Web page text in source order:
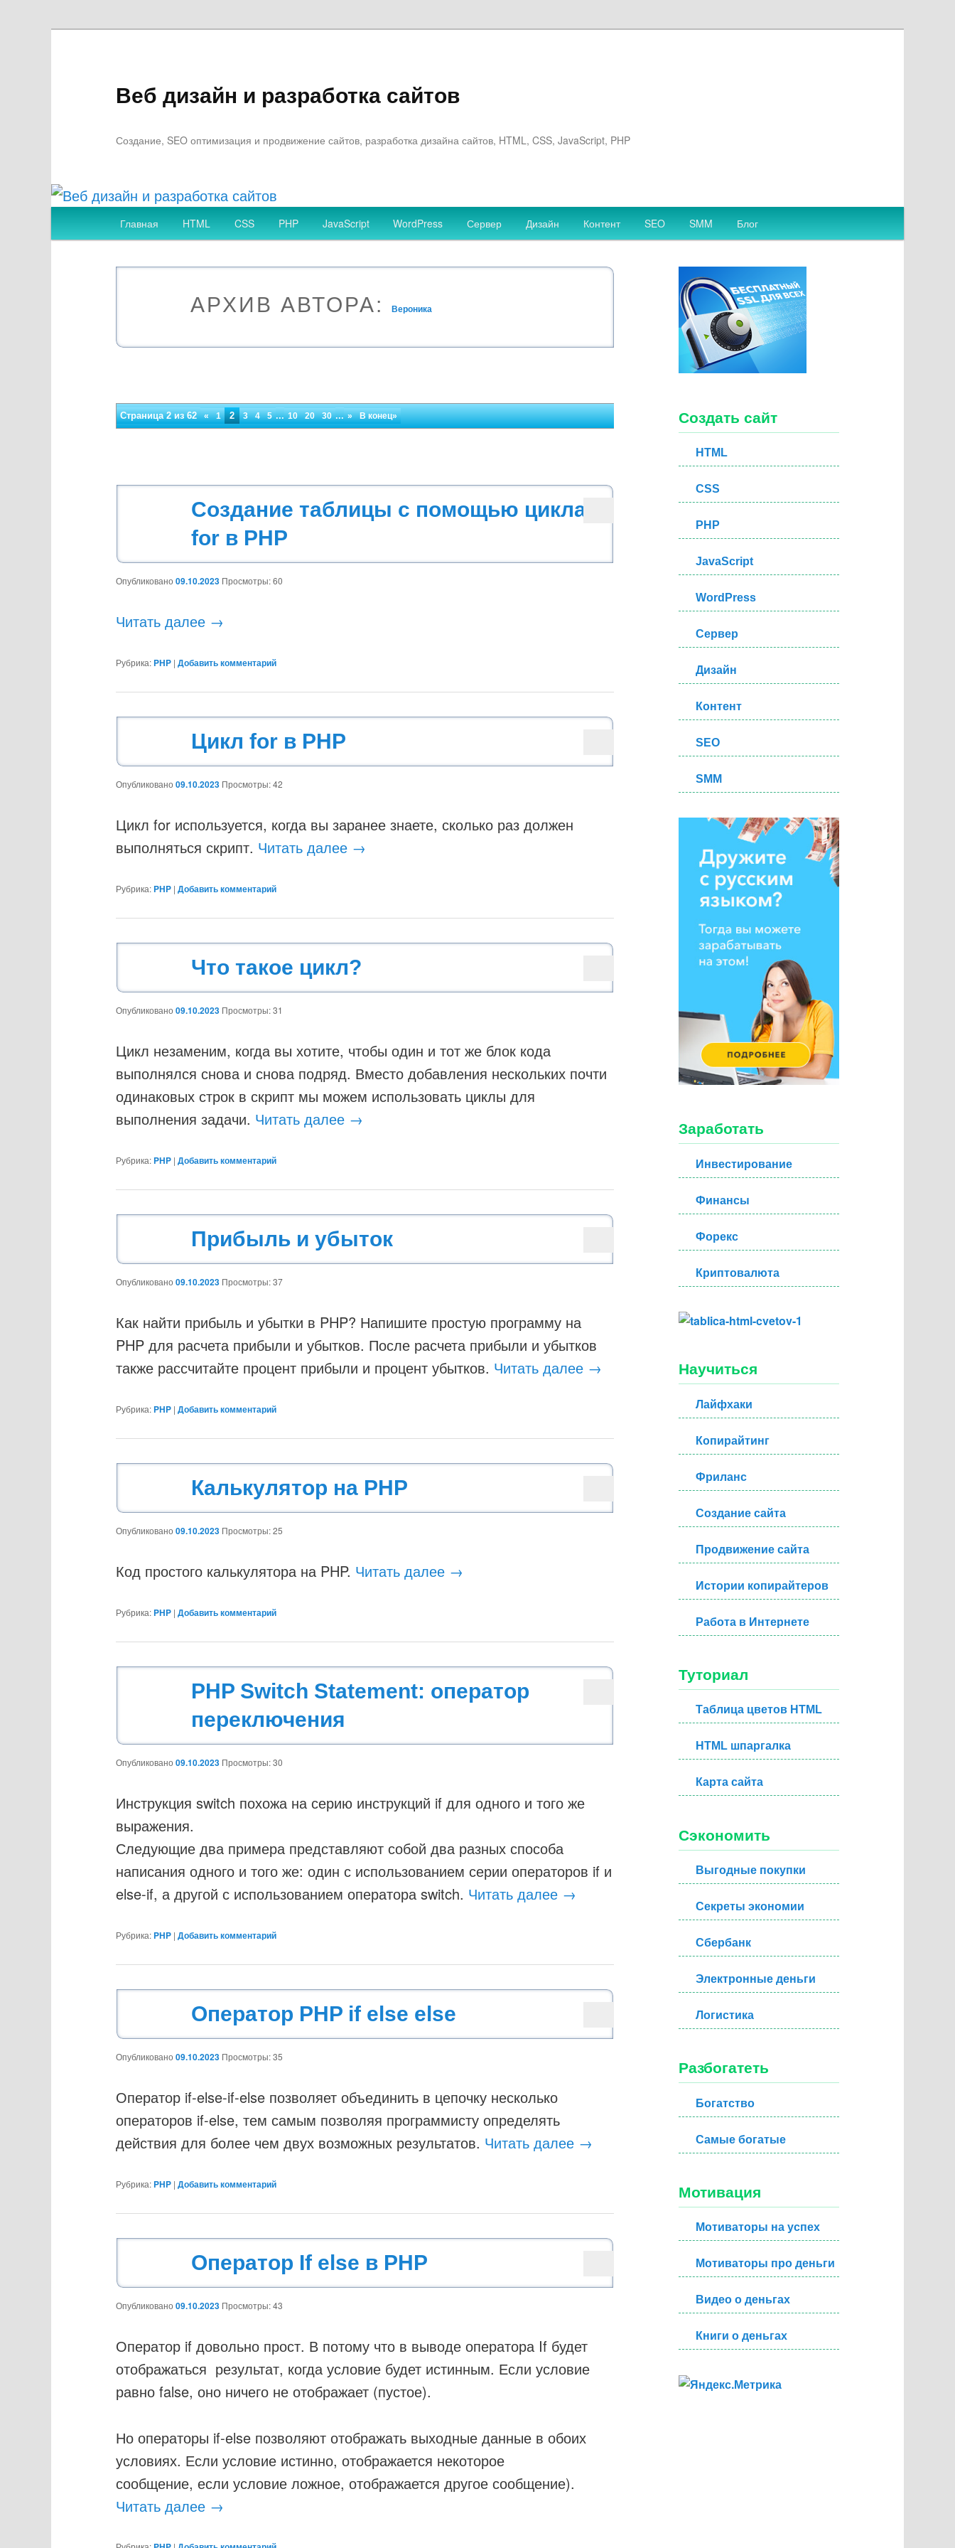
Веб дизайн и разработка сайтов
Создание, SEO оптимизация и продвижение сайтов, разработка дизайна сайтов, HTML, CSS, JavaScript, PHP
меню
Перейти
Перейти
Главная HTML CSS PHP JavaScript WordPress Сервер Дизайн Контент SEO SMM Блог
АРХИВ АВТОРА:Вероника
Навигация
записям
Страница 2 из 62 « 1 2 3 4 5 ... 10 20 30 ... » В конец»
Создание таблицы с помощью цикла
for в PHP
Опубликовано09.10.2023 Просмотры: 60
Читать далее →
Рубрика: PHP |Добавить комментарий
Цикл for в PHP
Опубликовано09.10.2023 Просмотры: 42
Цикл for используется, когда вы заранее знаете, сколько раз должен
выполняться скрипт. Читать далее →
Рубрика: PHP |Добавить комментарий
Что такое цикл?
Опубликовано09.10.2023 Просмотры: 31
Цикл незаменим, когда вы хотите, чтобы один и тот же блок кода
выполнялся снова и снова подряд. Вместо добавления нескольких почти
одинаковых строк в скрипт мы можем использовать циклы для
выполнения задачи. Читать далее →
Рубрика: PHP |Добавить комментарий
Прибыль и убыток
Опубликовано09.10.2023 Просмотры: 37
Как найти прибыль и убытки в PHP? Напишите простую программу на
PHP для расчета прибыли и убытков. После расчета прибыли и убытков
также рассчитайте процент прибыли и процент убытков. Читать далее →
Рубрика: PHP |Добавить комментарий
Калькулятор на PHP
Опубликовано09.10.2023 Просмотры: 25
Код простого калькулятора на PHP. Читать далее →
Рубрика: PHP |Добавить комментарий
PHP Switch Statement: оператор
переключения
Опубликовано09.10.2023 Просмотры: 30
Инструкция switch похожа на серию инструкций if для одного и того же
выражения.
Следующие два примера представляют собой два разных способа
написания одного и того же: один с использованием серии операторов if и
else-if, а другой с использованием оператора switch. Читать далее →
Рубрика: PHP |Добавить комментарий
Оператор PHP if else else
Опубликовано09.10.2023 Просмотры: 35
Оператор if-else-if-else позволяет объединить в цепочку несколько
операторов if-else, тем самым позволяя программисту определять
действия для более чем двух возможных результатов. Читать далее →
Рубрика: PHP |Добавить комментарий
Оператор If else в PHP
Опубликовано09.10.2023 Просмотры: 43
Оператор if довольно прост. В потому что в выводе оператора If будет
отображаться результат, когда условие будет истинным. Если условие
равно false, оно ничего не отображает (пустое).
Но операторы if-else позволяют отображать выходные данные в обоих
условиях. Если условие истинно, отображается некоторое
сообщение, если условие ложное, отображается другое сообщение).
Читать далее →
Создать сайт
HTML
CSS
PHP
JavaScript
WordPress
Сервер
Дизайн
Контент
SEO
SMM
Заработать
Инвестирование
Финансы
Форекс
Криптовалюта
Научиться
Лайфхаки
Копирайтинг
Фриланс
Создание сайта
Продвижение сайта
Истории копирайтеров
Работа в Интернете
Туториал
Таблица цветов HTML
HTML шпаргалка
Карта сайта
Сэкономить
Выгодные покупки
Секреты экономии
Сбербанк
Электронные деньги
Логистика
Разбогатеть
Богатство
Самые богатые
Мотивация
Мотиваторы на успех
Мотиваторы про деньги
Видео о деньгах
Книги о деньгах